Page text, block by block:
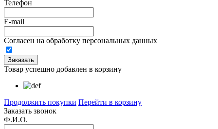
Телефон
E-mail
Согласен на обработку персональных данных
Товар успешно добавлен в корзину
Продолжить покупки Перейти в корзину
Заказать звонок
Ф.И.О.